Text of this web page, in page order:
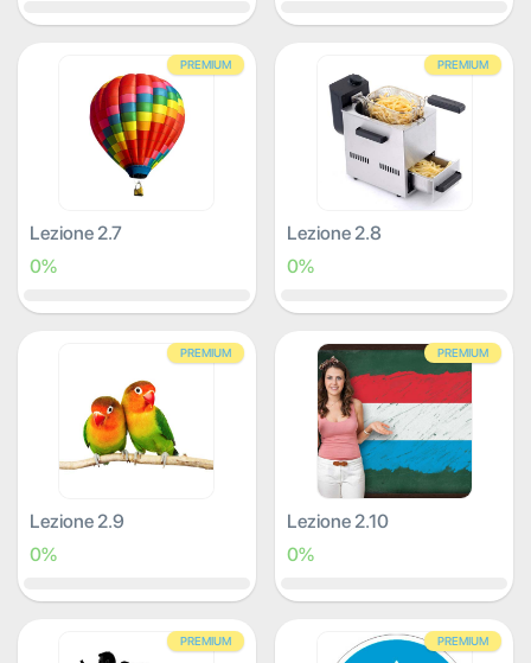
PREMIUM
Lezione 2.7
0%
PREMIUM
Lezione 2.8
0%
PREMIUM
Lezione 2.9
0%
PREMIUM
Lezione 2.10
0%
PREMIUM PREMIUM